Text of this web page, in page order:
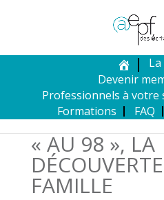
Devenir
Professionnels à votre
Formations
FAQ
« AU 98 », LA
FAMILLE